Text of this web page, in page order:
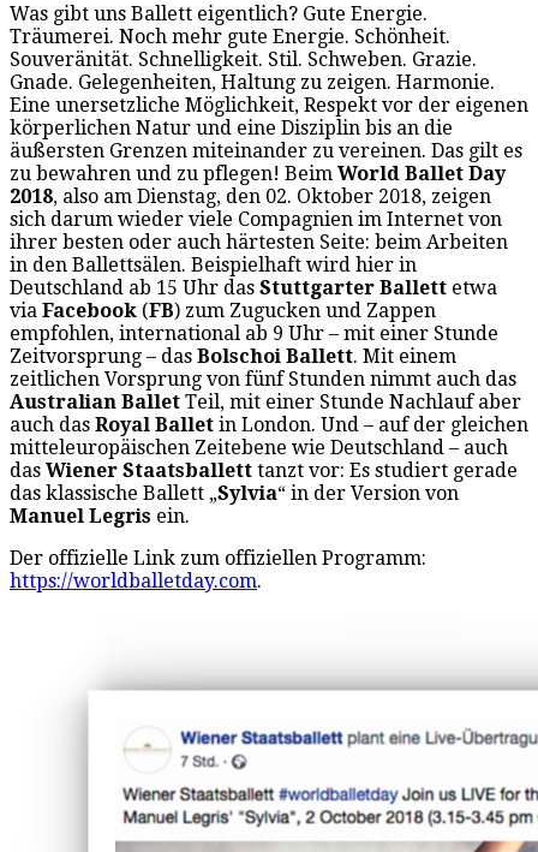
Was gibt uns Ballett eigentlich? Gute Energie.
Träumerei. Noch mehr gute Energie. Schönheit.
Souveränität. Schnelligkeit. Stil. Schweben. Grazie.
Gnade. Gelegenheiten, Haltung zu zeigen. Harmonie.
Eine unersetzliche Möglichkeit, Respekt vor der eigenen
körperlichen Natur und eine Disziplin bis an die
äußersten Grenzen miteinander zu vereinen. Das gilt es
zu bewahren und zu pflegen! Beim World Ballet Day
2018, also am Dienstag, den 02. Oktober 2018, zeigen
sich darum wieder viele Compagnien im Internet von
ihrer besten oder auch härtesten Seite: beim Arbeiten
in den Ballettsälen. Beispielhaft wird hier in
Deutschland ab 15 Uhr das Stuttgarter Ballett etwa
via Facebook (FB) zum Zugucken und Zappen
empfohlen, international ab 9 Uhr – mit einer Stunde
Zeitvorsprung – das Bolschoi Ballett. Mit einem
zeitlichen Vorsprung von fünf Stunden nimmt auch das
Australian Ballet Teil, mit einer Stunde Nachlauf aber
auch das Royal Ballet in London. Und – auf der gleichen
mitteleuropäischen Zeitebene wie Deutschland – auch
das Wiener Staatsballett tanzt vor: Es studiert gerade
das klassische Ballett „Sylvia“ in der Version von
Manuel Legris ein.
Der offizielle Link zum offiziellen Programm:
https://worldballetday.com.